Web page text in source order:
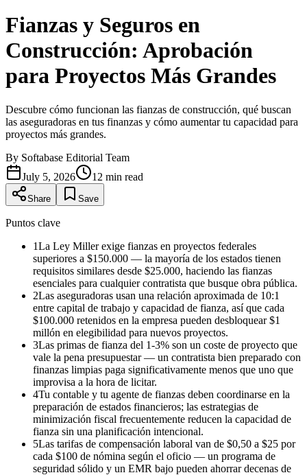
Fianzas y Seguros en
Construcción: Aprobación
para Proyectos Más Grandes
Descubre cómo funcionan las fianzas de construcción, qué buscan
las aseguradoras en tus finanzas y cómo aumentar tu capacidad para
proyectos más grandes.
By Softabase Editorial Team
July 5, 2026
12 min read
Share Save
Puntos clave
1La Ley Miller exige fianzas en proyectos federales
superiores a $150.000 — la mayoría de los estados tienen
requisitos similares desde $25.000, haciendo las fianzas
esenciales para cualquier contratista que busque obra pública.
2Las aseguradoras usan una relación aproximada de 10:1
entre capital de trabajo y capacidad de fianza, así que cada
$100.000 retenidos en la empresa pueden desbloquear $1
millón en elegibilidad para nuevos proyectos.
3Las primas de fianza del 1-3% son un coste de proyecto que
vale la pena presupuestar — un contratista bien preparado con
finanzas limpias paga significativamente menos que uno que
improvisa a la hora de licitar.
4Tu contable y tu agente de fianzas deben coordinarse en la
preparación de estados financieros; las estrategias de
minimización fiscal frecuentemente reducen la capacidad de
fianza sin una planificación intencional.
5Las tarifas de compensación laboral van de $0,50 a $25 por
cada $100 de nómina según el oficio — un programa de
seguridad sólido y un EMR bajo pueden ahorrar decenas de